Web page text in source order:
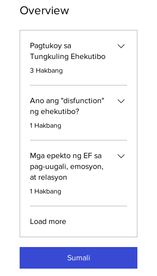
Overview
Pagtukoy sa
Tungkuling Ehekutibo
.3 Hakbang
Ano ang "disfunction"
ng ehekutibo?
.1 Hakbang
Mga epekto ng EF sa
pag-uugali, emosyon,
at relasyon
.1 Hakbang
Load more
Sumali